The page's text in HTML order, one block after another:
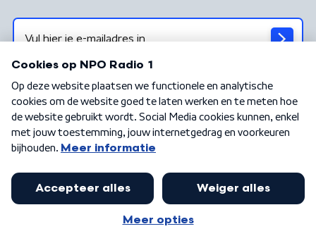
Algemene voorwaarden